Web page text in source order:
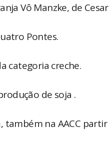
Vô Manzke, de Cesar
Pontes.
categoria creche.
de soja .
também na AACC partir